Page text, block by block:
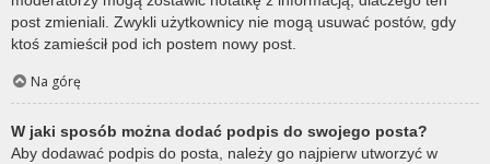
post zmieniali. Zwykli użytkownicy nie mogą usuwać postów, gdy
ktoś zamieścił pod ich postem nowy post.
Na górę
W jaki sposób można dodać podpis do swojego posta?
Aby dodawać podpis do posta, należy go najpierw utworzyć w